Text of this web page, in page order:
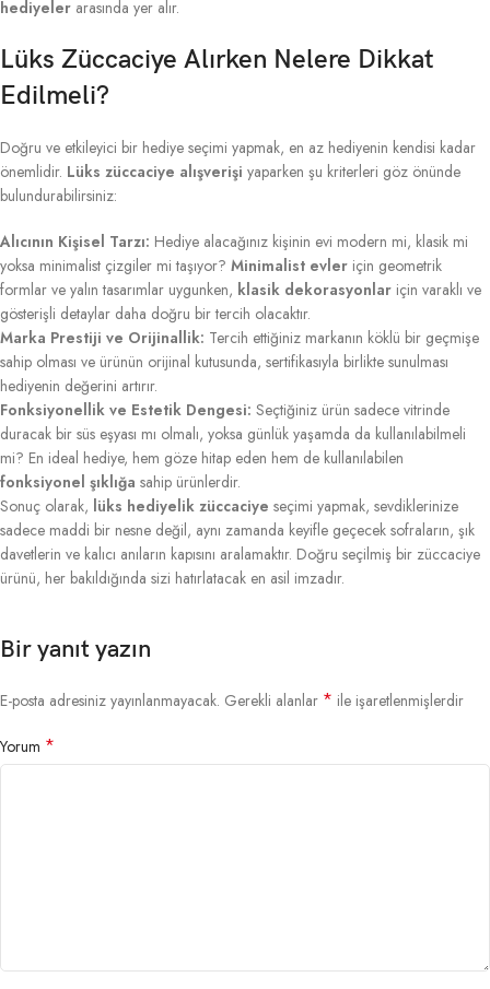
hediyeler arasında yer alır.
Lüks Züccaciye Alırken Nelere Dikkat
Edilmeli?
Doğru ve etkileyici bir hediye seçimi yapmak, en az hediyenin kendisi kadar
önemlidir. Lüks züccaciye alışverişi yaparken şu kriterleri göz önünde
bulundurabilirsiniz:
Alıcının Kişisel Tarzı: Hediye alacağınız kişinin evi modern mi, klasik mi
yoksa minimalist çizgiler mi taşıyor? Minimalist evler için geometrik
formlar ve yalın tasarımlar uygunken, klasik dekorasyonlar için varaklı ve
gösterişli detaylar daha doğru bir tercih olacaktır.
Marka Prestiji ve Orijinallik: Tercih ettiğiniz markanın köklü bir geçmişe
sahip olması ve ürünün orijinal kutusunda, sertifikasıyla birlikte sunulması
hediyenin değerini artırır.
Fonksiyonellik ve Estetik Dengesi: Seçtiğiniz ürün sadece vitrinde
duracak bir süs eşyası mı olmalı, yoksa günlük yaşamda da kullanılabilmeli
mi? En ideal hediye, hem göze hitap eden hem de kullanılabilen
fonksiyonel şıklığa sahip ürünlerdir.
Sonuç olarak, lüks hediyelik züccaciye seçimi yapmak, sevdiklerinize
sadece maddi bir nesne değil, aynı zamanda keyifle geçecek sofraların, şık
davetlerin ve kalıcı anıların kapısını aralamaktır. Doğru seçilmiş bir züccaciye
ürünü, her bakıldığında sizi hatırlatacak en asil imzadır.
Bir yanıt yazın
E-posta adresiniz yayınlanmayacak. Gerekli alanlar * ile işaretlenmişlerdir
Yorum *